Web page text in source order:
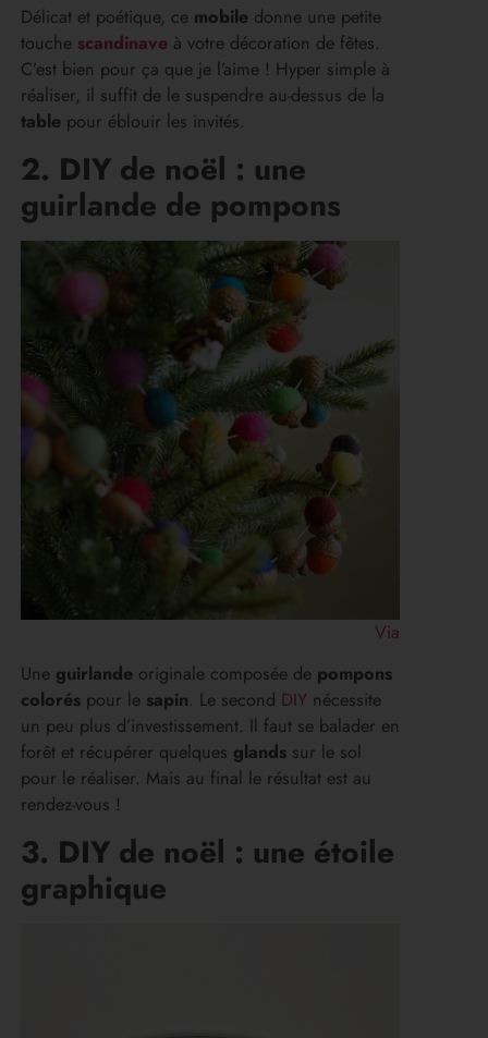
Délicat et poétique, ce mobile donne une petite
touche scandinave à votre décoration de fêtes.
C’est bien pour ça que je l’aime ! Hyper simple à
réaliser, il suffit de le suspendre au-dessus de la
table pour éblouir les invités.
2. DIY de noël : une
guirlande de pompons
Via
Une guirlande originale composée de pompons
colorés pour le sapin. Le second DIY nécessite
un peu plus d’investissement. Il faut se balader en
forêt et récupérer quelques glands sur le sol
pour le réaliser. Mais au final le résultat est au
rendez-vous !
3. DIY de noël : une étoile
graphique